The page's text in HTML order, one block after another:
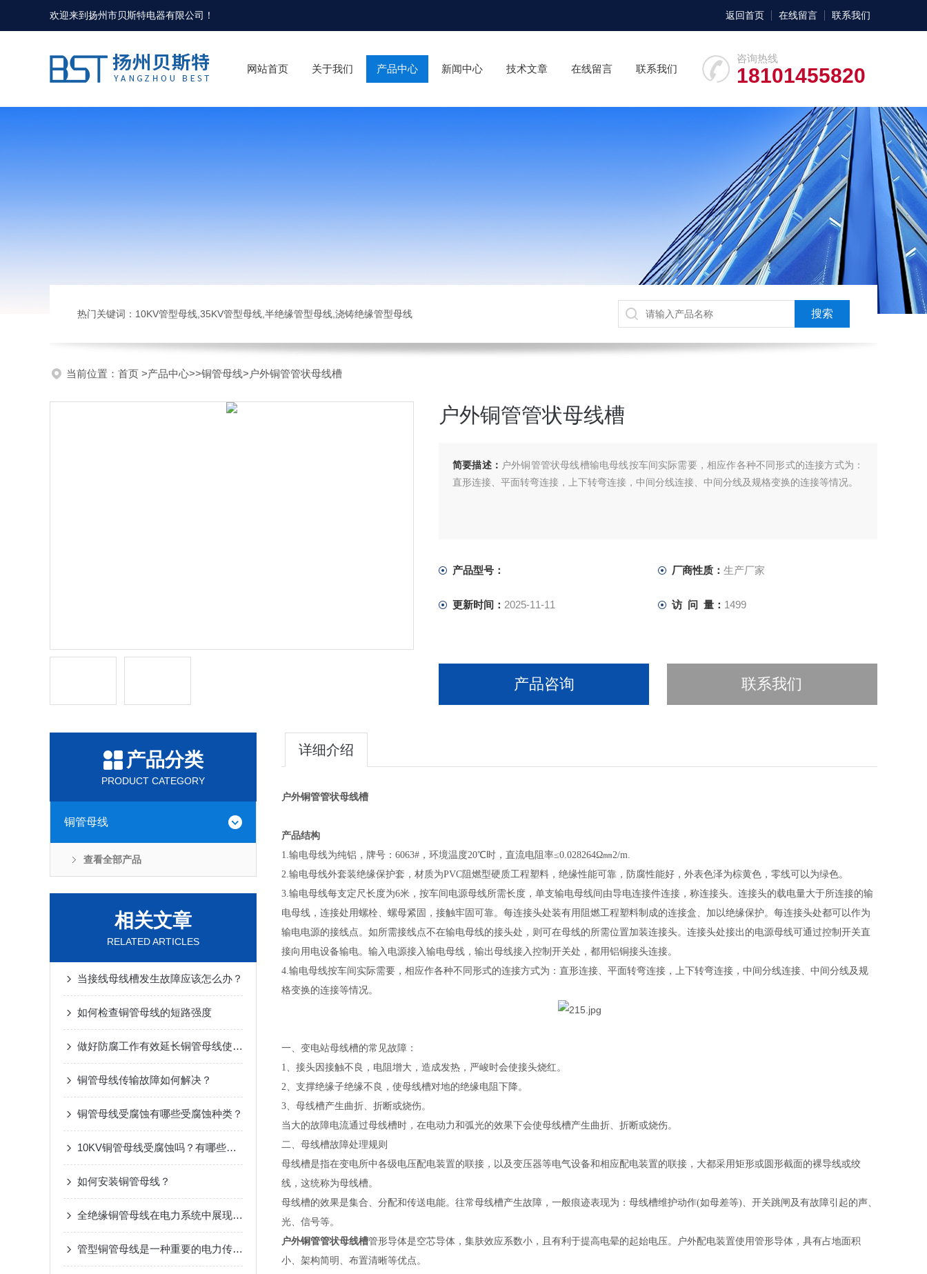
欢迎来到扬州市贝斯特电器有限公司 ！ 返回首页 在线留言 联系我们
咨询热线
18101455820
网站首页 关于我们 产品中心 新闻中心 技术文章 在线留言 联系我们
热门关键词：10KV管型母线,35KV管型母线,半绝缘管型母线,浇铸绝缘管型母线
当前位置： 首页 >产品中心>>铜管母线>户外铜管管状母线槽
户外铜管管状母线槽
简要描述： 户外铜管管状母线槽输电母线按车间实际需要，相应作各种不同形式的连接方式为：
直形连接、平面转弯连接，上下转弯连接，中间分线连接、中间分线及规格变换的连接等情况。
产品型号： 厂商性质： 生产厂家
更新时间： 2025-11-11 访 问 量： 1499
产品咨询 联系我们
产品分类
PRODUCT CATEGORY
铜管母线
查看全部产品
相关文章
RELATED ARTICLES
当接线母线槽发生故障应该怎么办？
如何检查铜管母线的短路强度
做好防腐工作有效延长铜管母线使用寿命
铜管母线传输故障如何解决？
铜管母线受腐蚀有哪些受腐蚀种类？
10KV铜管母线受腐蚀吗？有哪些受腐蚀种类？
如何安装铜管母线？
全绝缘铜管母线在电力系统中展现出了巨大优势
管型铜管母线是一种重要的电力传输设备
详细介绍
户外铜管管状母线槽
产品结构
1.输电母线为纯铝，牌号：6063#，环境温度20℃时，直流电阻率≤0.028264Ω㎜2/m.
2.输电母线外套装绝缘保护套，材质为PVC阻燃型硬质工程塑料，绝缘性能可靠，防腐性能好，外表色泽为棕黄色，零线可以为绿色。
3.输电母线每支定尺长度为6米，按车间电源母线所需长度，单支输电母线间由导电连接件连接，称连接头。连接头的载电量大于所连接的输
电母线，连接处用螺栓、螺母紧固，接触牢固可靠。每连接头处装有用阻燃工程塑料制成的连接盒、加以绝缘保护。每连接头处都可以作为
输电电源的接线点。如所需接线点不在输电母线的接头处，则可在母线的所需位置加装连接头。连接头处接出的电源母线可通过控制开关直
接向用电设备输电。输入电源接入输电母线，输出母线接入控制开关处，都用铝铜接头连接。
4.输电母线按车间实际需要，相应作各种不同形式的连接方式为：直形连接、平面转弯连接，上下转弯连接，中间分线连接、中间分线及规
格变换的连接等情况。
一、变电站母线槽的常见故障：
1、接头因接触不良，电阻增大，造成发热，严峻时会使接头烧红。
2、支撑绝缘子绝缘不良，使母线槽对地的绝缘电阻下降。
3、母线槽产生曲折、折断或烧伤。
当大的故障电流通过母线槽时，在电动力和弧光的效果下会使母线槽产生曲折、折断或烧伤。
二、母线槽故障处理规则
母线槽是指在变电所中各级电压配电装置的联接，以及变压器等电气设备和相应配电装置的联接，大都采用矩形或圆形截面的裸导线或绞
线，这统称为母线槽。
母线槽的效果是集合、分配和传送电能。往常母线槽产生故障，一般痕迹表现为：母线槽维护动作(如母差等)、开关跳闸及有故障引起的声、
光、信号等。
户外铜管管状母线槽管形导体是空芯导体，集肤效应系数小，且有利于提高电晕的起始电压。户外配电装置使用管形导体，具有占地面积
小、架构简明、布置清晰等优点。